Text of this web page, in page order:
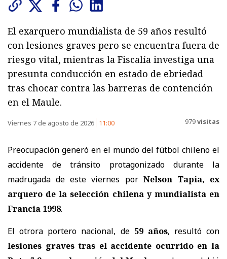
El exarquero mundialista de 59 años resultó
con lesiones graves pero se encuentra fuera de
riesgo vital, mientras la Fiscalía investiga una
presunta conducción en estado de ebriedad
tras chocar contra las barreras de contención
en el Maule.
Viernes 7 de agosto de 2026 11:00 979visitas
Preocupación generó en el mundo del fútbol chileno el
accidente de tránsito protagonizado durante la
madrugada de este viernes por Nelson Tapia, ex
arquero de la selección chilena y mundialista en
Francia 1998.
El otrora portero nacional, de 59 años, resultó con
lesiones graves tras el accidente ocurrido en la